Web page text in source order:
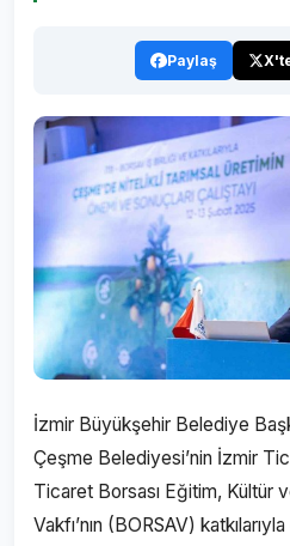
Paylaş
İzmir Büyükşehir Belediye
Çeşme Belediyesi’nin İzmir
Ticaret Borsası Eğitim, Kültür
Vakfı’nın (BORSAV)